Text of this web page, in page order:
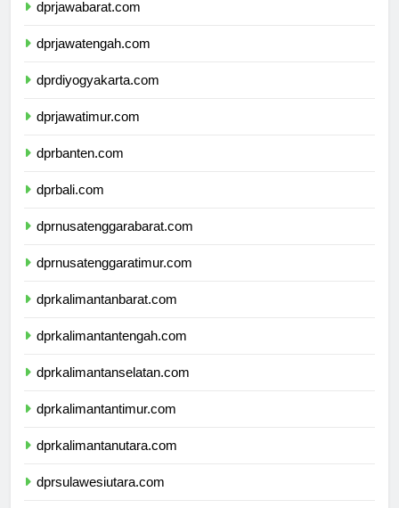
dprjawabarat.com
dprjawatengah.com
dprdiyogyakarta.com
dprjawatimur.com
dprbanten.com
dprbali.com
dprnusatenggarabarat.com
dprnusatenggaratimur.com
dprkalimantanbarat.com
dprkalimantantengah.com
dprkalimantanselatan.com
dprkalimantantimur.com
dprkalimantanutara.com
dprsulawesiutara.com